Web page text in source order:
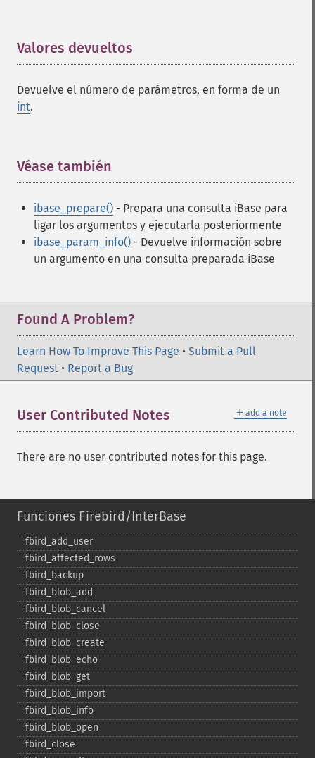
Valores devueltos
Devuelve el número de parámetros, en forma de un
int.
Véase también
ibase_prepare() - Prepara una consulta iBase para
ligar los argumentos y ejecutarla posteriormente
ibase_param_info() - Devuelve información sobre
un argumento en una consulta preparada iBase
Found A Problem?
Learn How To Improve This Page • Submit a Pull
Request • Report a Bug
＋ add a note
User Contributed Notes
There are no user contributed notes for this page.
Funciones Firebird/InterBase
fbird_​add_​user
fbird_​affected_​rows
fbird_​backup
fbird_​blob_​add
fbird_​blob_​cancel
fbird_​blob_​close
fbird_​blob_​create
fbird_​blob_​echo
fbird_​blob_​get
fbird_​blob_​import
fbird_​blob_​info
fbird_​blob_​open
fbird_​close